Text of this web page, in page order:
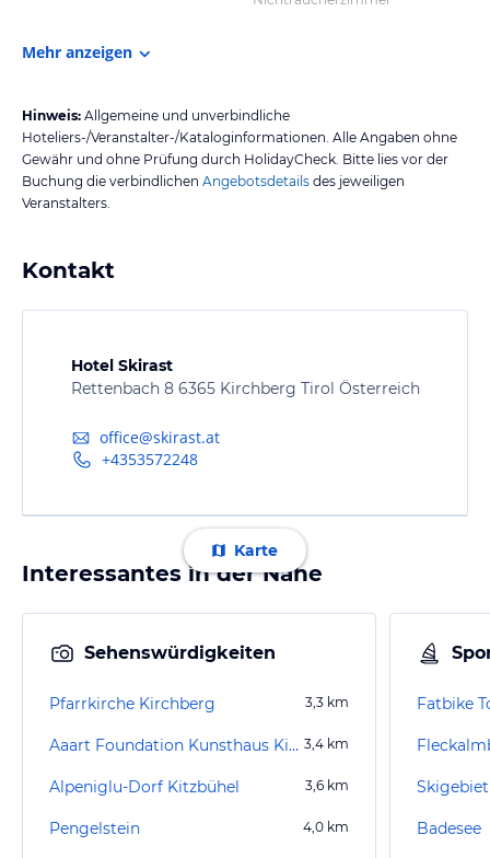
Mehr anzeigen
Hinweis: Allgemeine und unverbindliche
Hoteliers-/Veranstalter-/Kataloginformationen. Alle Angaben ohne
Gewähr und ohne Prüfung durch HolidayCheck. Bitte lies vor der
Buchung die verbindlichen Angebotsdetails des jeweiligen
Veranstalters.
Kontakt
Hotel Skirast
Rettenbach 8 6365 Kirchberg Tirol Österreich
office@skirast.at
+4353572248
Karte
Interessantes in der Nähe
Sehenswürdigkeiten
Pfarrkirche Kirchberg 3,3 km
Aaart Foundation Kunsthaus Kirchberg 3,4 km
Alpeniglu-Dorf Kitzbühel 3,6 km
Pengelstein 4,0 km
Fatbike
Badesee